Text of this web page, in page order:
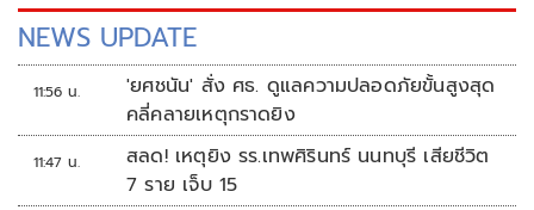
NEWS UPDATE
11:56 น.
'ยศชนัน' สั่ง ศธ. ดูแลความปลอดภัยขั้นสูงสุด
คลี่คลายเหตุกราดยิง
11:47 น.
สลด! เหตุยิง รร.เทพศิรินทร์ นนทบุรี เสียชีวิต
7 ราย เจ็บ 15